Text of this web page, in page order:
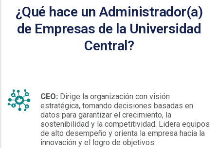
¿Qué hace un Administrador(a)
de Empresas de la Universidad
Central?
CEO: Dirige la organización con visión
estratégica, tomando decisiones basadas en
datos para garantizar el crecimiento, la
sostenibilidad y la competitividad. Lidera equipos
de alto desempeño y orienta la empresa hacia la
innovación y el logro de objetivos.